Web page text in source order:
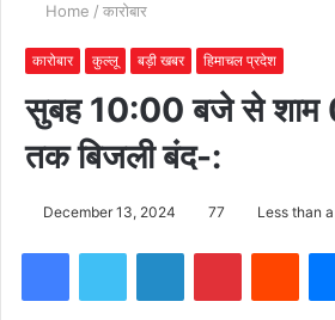
Home / कारोबार
कारोबार कुल्लू बड़ी खबर हिमाचल प्रदेश
सुबह 10:00 बजे से
तक बिजली बंद-:
December 13, 2024 77 Less than